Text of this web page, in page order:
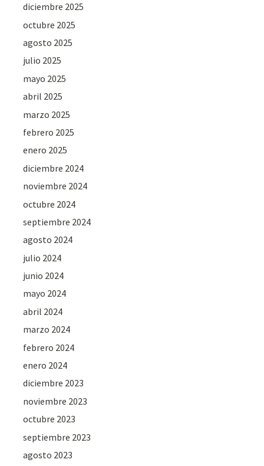
diciembre 2025
octubre 2025
agosto 2025
julio 2025
mayo 2025
abril 2025
marzo 2025
febrero 2025
enero 2025
diciembre 2024
noviembre 2024
octubre 2024
septiembre 2024
agosto 2024
julio 2024
junio 2024
mayo 2024
abril 2024
marzo 2024
febrero 2024
enero 2024
diciembre 2023
noviembre 2023
octubre 2023
septiembre 2023
agosto 2023